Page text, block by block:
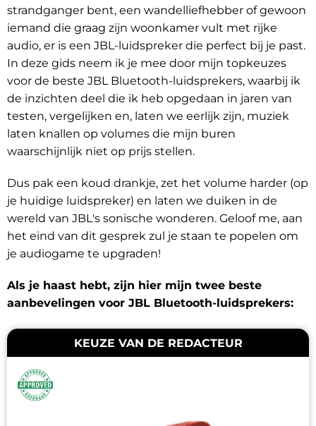
strandganger bent, een wandelliefhebber of gewoon
iemand die graag zijn woonkamer vult met rijke
audio, er is een JBL-luidspreker die perfect bij je past.
In deze gids neem ik je mee door mijn topkeuzes
voor de beste JBL Bluetooth-luidsprekers, waarbij ik
de inzichten deel die ik heb opgedaan in jaren van
testen, vergelijken en, laten we eerlijk zijn, muziek
laten knallen op volumes die mijn buren
waarschijnlijk niet op prijs stellen.
Dus pak een koud drankje, zet het volume harder (op
je huidige luidspreker) en laten we duiken in de
wereld van JBL's sonische wonderen. Geloof me, aan
het eind van dit gesprek zul je staan te popelen om
je audiogame te upgraden!
Als je haast hebt, zijn hier mijn twee beste
aanbevelingen voor JBL Bluetooth-luidsprekers:
KEUZE VAN DE REDACTEUR